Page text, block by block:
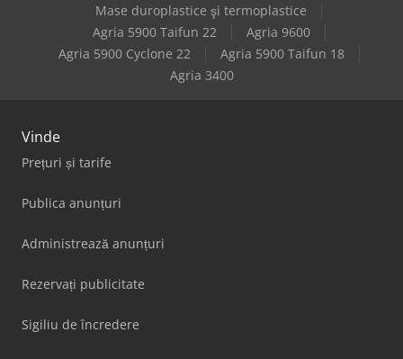
Mase duroplastice şi termoplastice
Agria 5900 Taifun 22
Agria 9600
Agria 5900 Cyclone 22
Agria 5900 Taifun 18
Agria 3400
Vinde
Prețuri și tarife
Publica anunțuri
Administrează anunțuri
Rezervați publicitate
Sigiliu de încredere